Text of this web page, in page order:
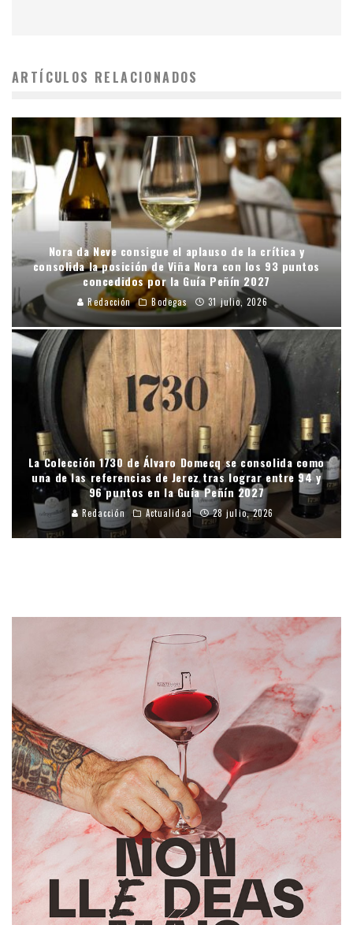
ARTÍCULOS RELACIONADOS
Nora da Neve consigue el aplauso de la crítica y
consolida la posición de Viña Nora con los 93 puntos
concedidos por la Guía Peñín 2027
Redacción Bodegas 31 julio, 2026
La Colección 1730 de Álvaro Domecq se consolida como
una de las referencias de Jerez tras lograr entre 94 y
96 puntos en la Guía Peñín 2027
Redacción Actualidad 28 julio, 2026